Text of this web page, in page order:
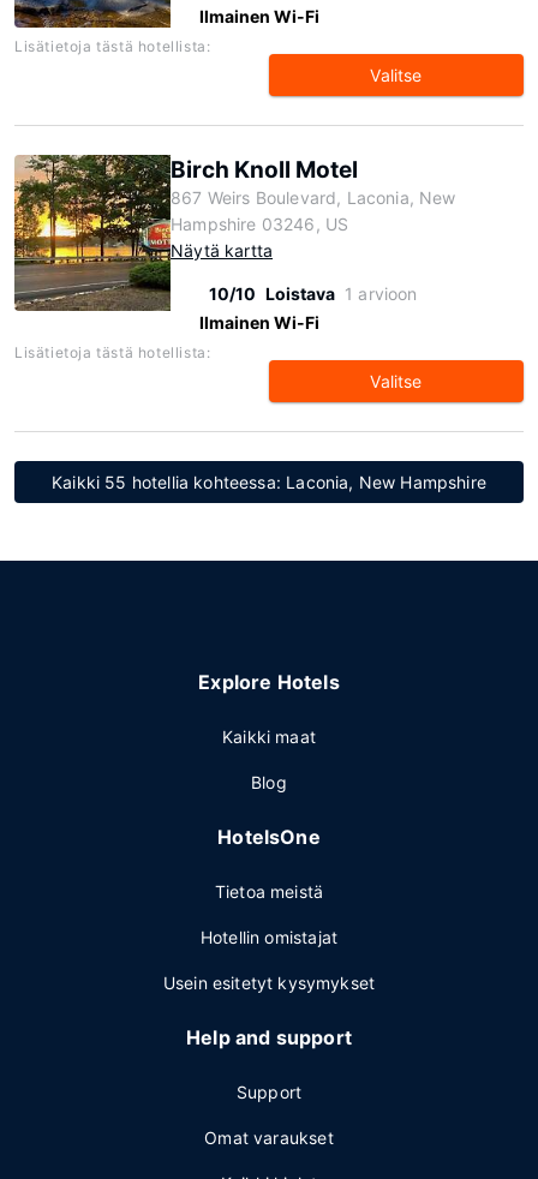
Ilmainen Wi-Fi
Lisätietoja tästä hotellista:
Valitse
Birch Knoll Motel
867 Weirs Boulevard, Laconia, New
Hampshire 03246, US
Näytä kartta
10/10 Loistava 1 arvioon
Ilmainen Wi-Fi
Lisätietoja tästä hotellista:
Valitse
Kaikki 55 hotellia kohteessa: Laconia, New Hampshire
Explore Hotels
Kaikki maat
Blog
HotelsOne
Tietoa meistä
Hotellin omistajat
Usein esitetyt kysymykset
Help and support
Support
Omat varaukset